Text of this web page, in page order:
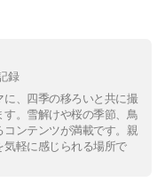
録
、四季の移ろいと共に撮
。雪解けや桜の季節、鳥
ンテンツが満載です。親
気軽に感じられる場所で